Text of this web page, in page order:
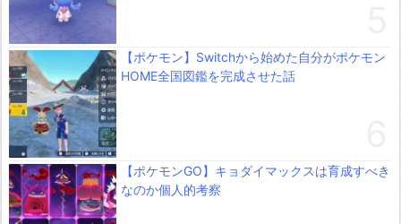
【ポケモン】Switchから始めた自分がポケモン
HOME全国図鑑を完成させた話
【ポケモンGO】キョダイマックスは育成すべき
なのか個人的考察